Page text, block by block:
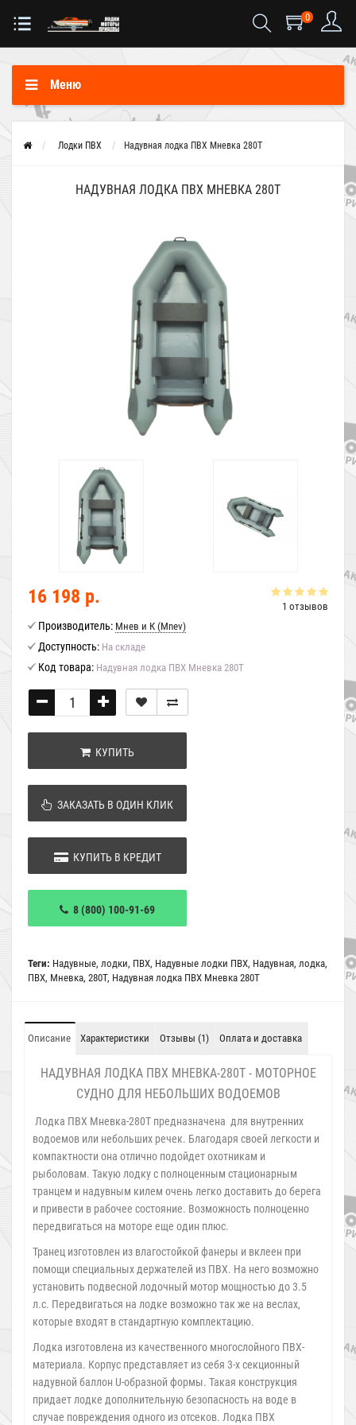
0
Меню
Лодки ПВХ Надувная лодка ПВХ Мневка 280Т
НАДУВНАЯ ЛОДКА ПВХ МНЕВКА 280Т
1 отзывов
16 198 р.
Производитель: Мнев и К (Mnev)
Доступность: На складе
Код товара: Надувная лодка ПВХ Мневка 280Т
КУПИТЬ
ЗАКАЗАТЬ В ОДИН КЛИК
КУПИТЬ В КРЕДИТ
8 (800) 100-91-69
Теги: Надувные, лодки, ПВХ, Надувные лодки ПВХ, Надувная, лодка,
ПВХ, Мневка, 280Т, Надувная лодка ПВХ Мневка 280Т
Описание Характеристики Отзывы (1) Оплата и доставка
НАДУВНАЯ ЛОДКА ПВХ МНЕВКА-280Т - МОТОРНОЕ
СУДНО ДЛЯ НЕБОЛЬШИХ ВОДОЕМОВ
Лодка ПВХ Мневка-280Т предназначена для внутренних
водоемов или небольших речек. Благодаря своей легкости и
компактности она отлично подойдет охотникам и
рыболовам. Такую лодку с полноценным стационарным
транцем и надувным килем очень легко доставить до берега
и привести в рабочее состояние. Возможность полноценно
передвигаться на моторе еще один плюс.
Транец изготовлен из влагостойкой фанеры и вклеен при
помощи специальных держателей из ПВХ. На него возможно
установить подвесной лодочный мотор мощностью до 3.5
л.с. Передвигаться на лодке возможно так же на веслах,
которые входят в стандартную комплектацию.
Лодка изготовлена из качественного многослойного ПВХ-
материала. Корпус представляет из себя 3-х секционный
надувной баллон U-образной формы. Такая конструкция
придает лодке дополнительную безопасность на воде в
случае повреждения одного из отсеков. Лодка ПВХ